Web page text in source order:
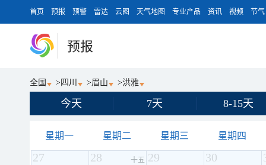
首页 预报 预警 雷达 云图 天气地图 专业产品 资讯 视频 节气
预报
全国 > 四川 >眉山 >洪雅
今天 7天 8-15天
星期一 星期二 星期三 星期四
27 28 十五 29 30